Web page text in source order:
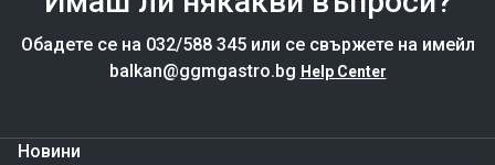
Обадете се на 032/588 345 или се свържете на имейл
balkan@ggmgastro.bg Help Center
Новини